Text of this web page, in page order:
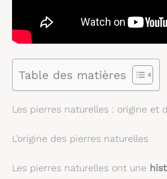
Table des matières
Les pierres naturelles : origine et
L’origine des pierres naturelles
Les pierres naturelles ont une